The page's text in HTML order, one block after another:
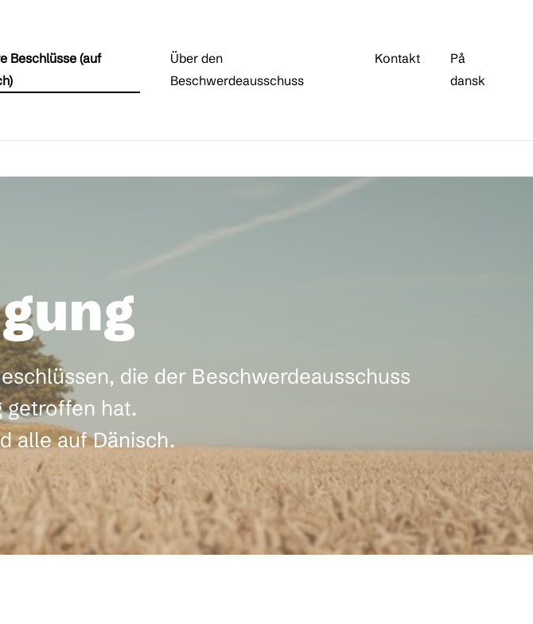
Beschlüsse (auf
Über den
Beschwerdeausschuss
Kontakt
På
dansk
die der Beschwerdeausschuss
getroffen hat.
alle auf Dänisch.